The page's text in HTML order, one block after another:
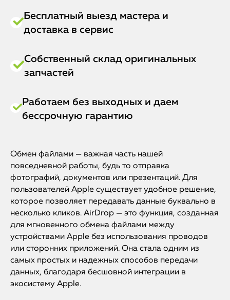
Бесплатный выезд мастера и
доставка в сервис
Собственный склад оригинальных
запчастей
Работаем без выходных и даем
бессрочную гарантию
Обмен файлами — важная часть нашей
повседневной работы, будь то отправка
фотографий, документов или презентаций. Для
пользователей Apple существует удобное решение,
которое позволяет передавать данные буквально в
несколько кликов. AirDrop — это функция, созданная
для мгновенного обмена файлами между
устройствами Apple без использования проводов
или сторонних приложений. Она стала одним из
самых простых и надежных способов передачи
данных, благодаря бесшовной интеграции в
экосистему Apple.